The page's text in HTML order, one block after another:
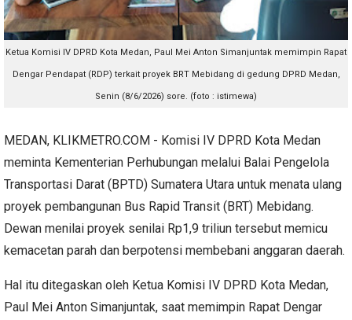
Ketua Komisi IV DPRD Kota Medan, Paul Mei Anton Simanjuntak memimpin Rapat
Dengar Pendapat (RDP) terkait proyek BRT Mebidang di gedung DPRD Medan,
Senin (8/6/2026) sore. (foto : istimewa)
MEDAN, KLIKMETRO.COM - Komisi IV DPRD Kota Medan
meminta Kementerian Perhubungan melalui Balai Pengelola
Transportasi Darat (BPTD) Sumatera Utara untuk menata ulang
proyek pembangunan Bus Rapid Transit (BRT) Mebidang.
Dewan menilai proyek senilai Rp1,9 triliun tersebut memicu
kemacetan parah dan berpotensi membebani anggaran daerah.
Hal itu ditegaskan oleh Ketua Komisi IV DPRD Kota Medan,
Paul Mei Anton Simanjuntak, saat memimpin Rapat Dengar